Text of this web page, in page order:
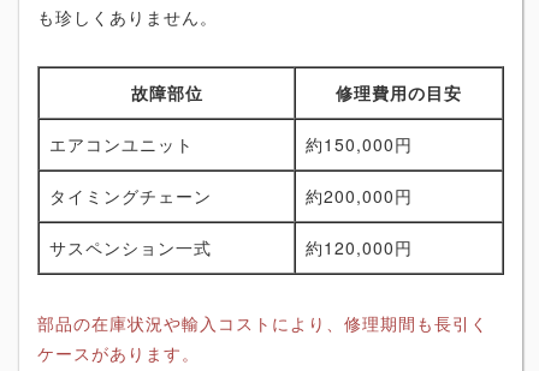
も珍しくありません。
故障部位 修理費用の目安
エアコンユニット 約150,000円
タイミングチェーン 約200,000円
サスペンション一式 約120,000円
部品の在庫状況や輸入コストにより、修理期間も長引く
ケースがあります。